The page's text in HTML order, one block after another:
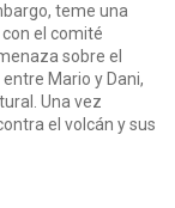
teme una
el comité
sobre el
Mario y Dani,
Una vez
el volcán y sus